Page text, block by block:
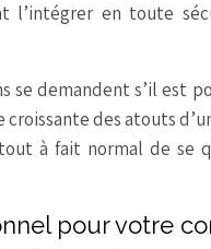
l’intégrer en toute
se demandent s’il est
croissante des atouts
à fait normal de se
pour votre